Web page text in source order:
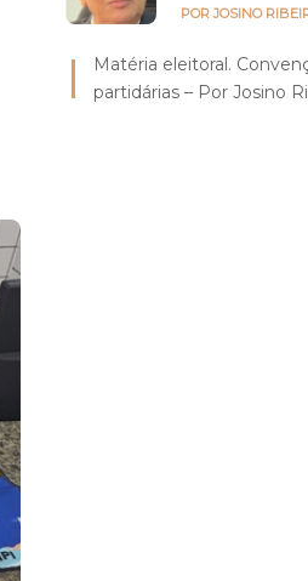
POR JOSINO
Matéria eleitoral.
partidárias – Por Josino